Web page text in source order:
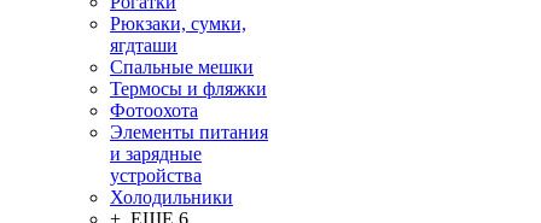
Рюкзаки, сумки,
ягдташи
Спальные мешки
Термосы и фляжки
Фотоохота
Элементы питания
и зарядные
устройства
Холодильники
+ ЕЩЕ 6